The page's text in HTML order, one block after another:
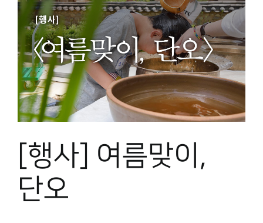
[행사] 여름맞이,
단오